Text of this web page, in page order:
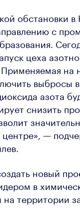
обстановки
с
цеха
на
выбросы
азота
снизить
—
новый
в
территории